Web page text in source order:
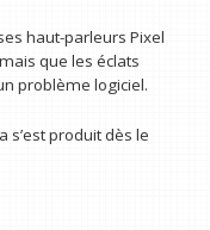
haut-parleurs Pixel
que les éclats
problème logiciel.
produit dès le